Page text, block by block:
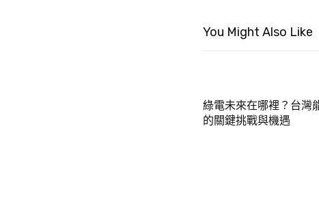
You Might Also Like
綠電未來在哪裡？台灣
的關鍵挑戰與機遇